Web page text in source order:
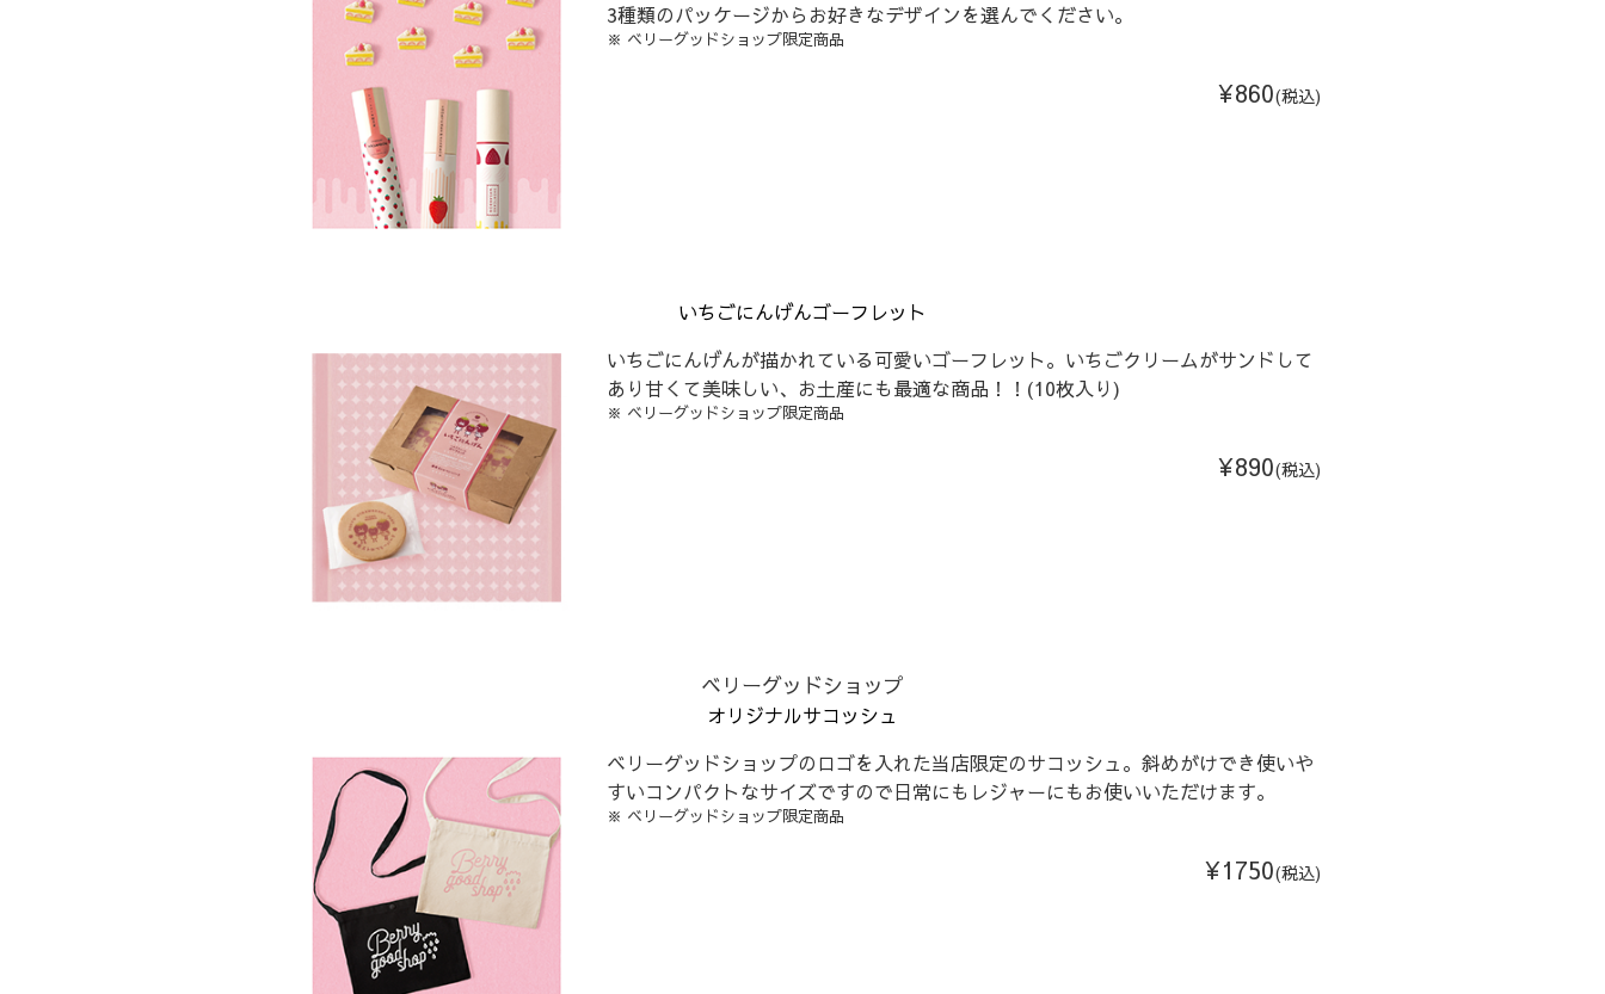
3種類のパッケージからお好きなデザインを選んでください。
※ ベリーグッドショップ限定商品
¥860(税込)
いちごにんげんゴーフレット
いちごにんげんが描かれている可愛いゴーフレット。いちごクリームがサンドして
あり甘くて美味しい、お土産にも最適な商品！！(10枚入り)
※ ベリーグッドショップ限定商品
¥890(税込)
ベリーグッドショップ
オリジナルサコッシュ
ベリーグッドショップのロゴを入れた当店限定のサコッシュ。斜めがけでき使いや
すいコンパクトなサイズですので日常にもレジャーにもお使いいただけます。
※ ベリーグッドショップ限定商品
¥1750(税込)